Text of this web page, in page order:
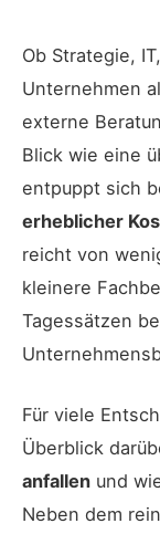
Ob Strategie,
Unternehmen
externe
Blick wie eine
entpuppt sich
erheblicher
reicht von
kleinere
Tagessätzen
Für viele
Überblick
anfallen und
Neben dem